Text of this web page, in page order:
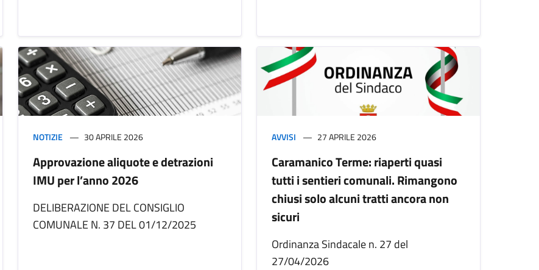
NOTIZIE 30 APRILE 2026
Approvazione aliquote e detrazioni
IMU per l’anno 2026
DELIBERAZIONE DEL CONSIGLIO
COMUNALE N. 37 DEL 01/12/2025
AVVISI 27 APRILE 2026
Caramanico Terme: riaperti quasi
tutti i sentieri comunali. Rimangono
chiusi solo alcuni tratti ancora non
sicuri
Ordinanza Sindacale n. 27 del
27/04/2026